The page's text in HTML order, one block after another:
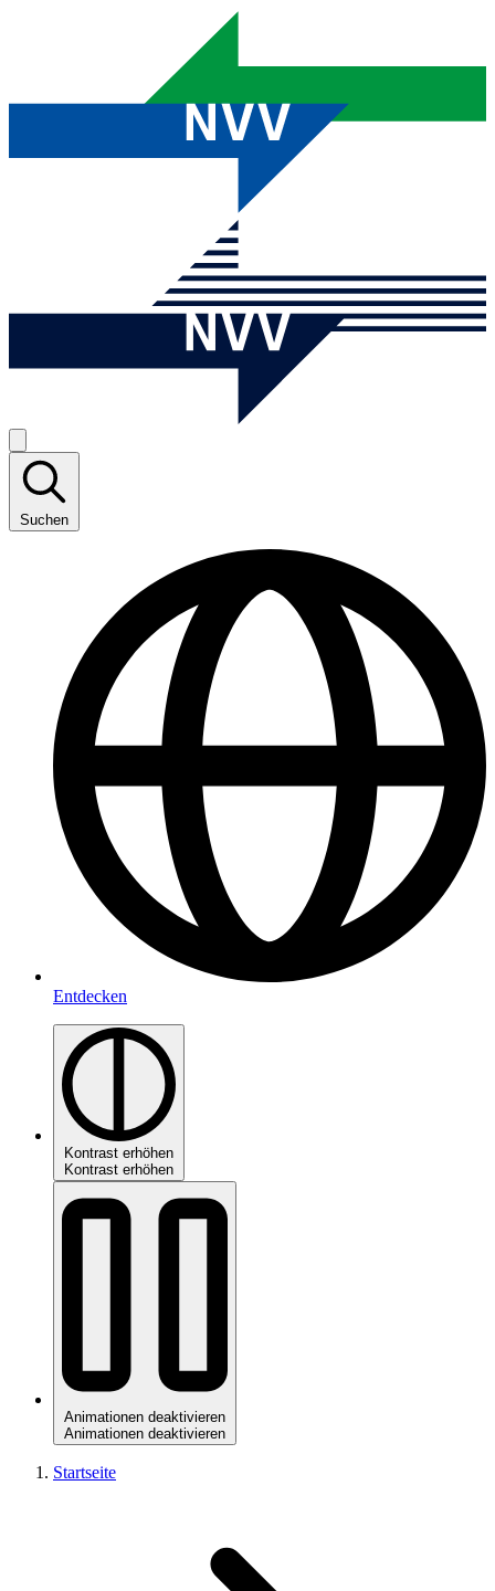
Suchen
Entdecken
Kontrast erhöhen
Kontrast erhöhen
Animationen deaktivieren
Animationen deaktivieren
Startseite